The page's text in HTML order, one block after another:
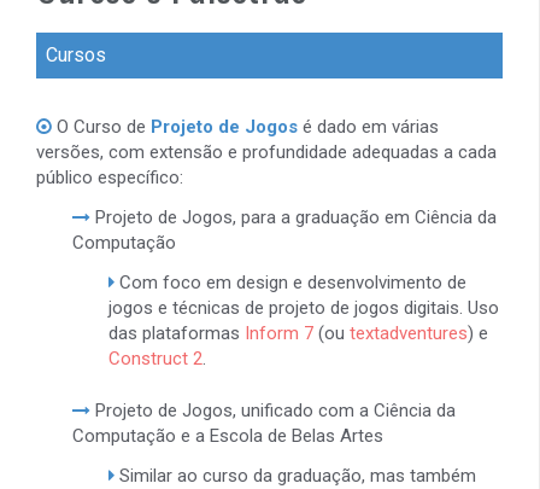
Cursos
O Curso de Projeto de Jogos é dado em várias
versões, com extensão e profundidade adequadas a cada
público específico:
Projeto de Jogos, para a graduação em Ciência da
Computação
Com foco em design e desenvolvimento de
jogos e técnicas de projeto de jogos digitais. Uso
das plataformas Inform 7 (ou textadventures) e
Construct 2.
Projeto de Jogos, unificado com a Ciência da
Computação e a Escola de Belas Artes
Similar ao curso da graduação, mas também